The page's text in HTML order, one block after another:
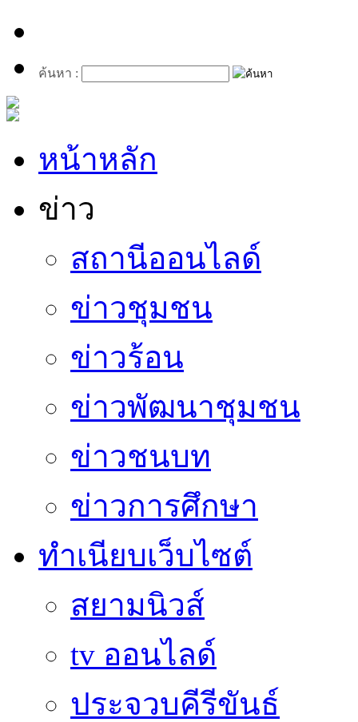
ค้นหา :
หน้าหลัก
ข่าว
สถานีออนไลด์
ข่าวชุมชน
ข่าวร้อน
ข่าวพัฒนาชุมชน
ข่าวชนบท
ข่าวการศึกษา
ทำเนียบเว็บไซต์
สยามนิวส์
tv ออนไลด์
ประจวบคีรีขันธ์